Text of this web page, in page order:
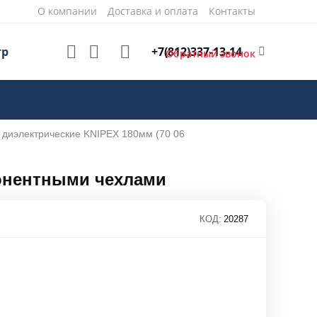
О компании Доставка и оплата Контакты
+7(812)337-13-14
Обратный звонок
KNIPEX 180мм (70 06
чехлами
КОД: 20287